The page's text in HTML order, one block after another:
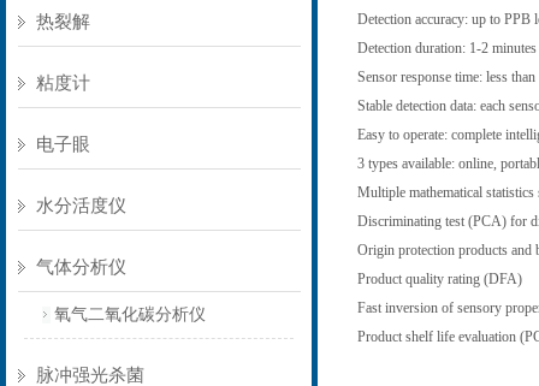
热裂解
粘度计
电子眼
水分活度仪
气体分析仪
氧气二氧化碳分析仪
脉冲强光杀菌
Detection accuracy: up to PPB
Detection duration: 1-2 minutes
Sensor response time: less than
Stable detection data: each
Easy to operate: complete
3 types available: online,
Multiple mathematical statistics
Discriminating test (PCA) for
Origin protection products
Product quality rating (DFA)
Fast inversion of sensory
Product shelf life evaluation